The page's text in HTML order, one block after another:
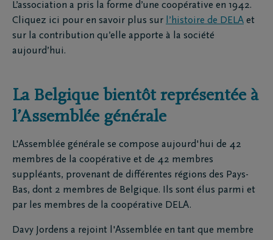
L’association a pris la forme d’une coopérative en 1942.
Cliquez ici pour en savoir plus sur l’histoire de DELA et
sur la contribution qu’elle apporte à la société
aujourd’hui.
La Belgique bientôt représentée à
l’Assemblée générale
L'Assemblée générale se compose aujourd'hui de 42
membres de la coopérative et de 42 membres
suppléants, provenant de différentes régions des Pays-
Bas, dont 2 membres de Belgique. Ils sont élus parmi et
par les membres de la coopérative DELA.
Davy Jordens a rejoint l'Assemblée en tant que membre